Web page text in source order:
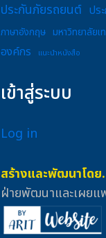
ประกันภัยรถยนต์ ปร
ภาษาอังกฤษ มหาวิทยาลัยเ
องค์กร แนะนำหนังสือ
เข้าสู่ระบบ
Log in
สร้างและพัฒนาโดย.
ฝ่ายพัฒนาและเผยแ